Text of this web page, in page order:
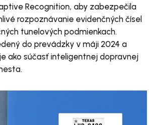
Recognition, aby zabezpečila
rozpoznávanie evidenčných čísel
tunelových podmienkach.
do prevádzky v máji 2024 a
ako súčasť inteligentnej dopravnej